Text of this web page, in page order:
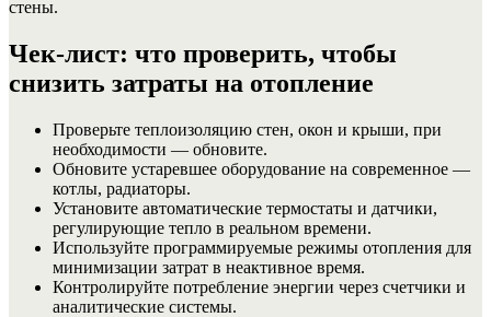
стены.
Чек-лист: что проверить, чтобы
снизить затраты на отопление
Проверьте теплоизоляцию стен, окон и крыши, при
необходимости — обновите.
Обновите устаревшее оборудование на современное —
котлы, радиаторы.
Установите автоматические термостаты и датчики,
регулирующие тепло в реальном времени.
Используйте программируемые режимы отопления для
минимизации затрат в неактивное время.
Контролируйте потребление энергии через счетчики и
аналитические системы.